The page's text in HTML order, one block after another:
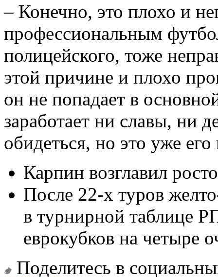
– Конечно, это плохо и
профессиональным
полицейского, тоже
этой причине и плохо
он не попадает в
заработает ни славы, ни
обидеться, но это уже
Карпин возглавил
После 22-х туров
в турнирной таблице
еврокубков на четыре
Поделитесь в